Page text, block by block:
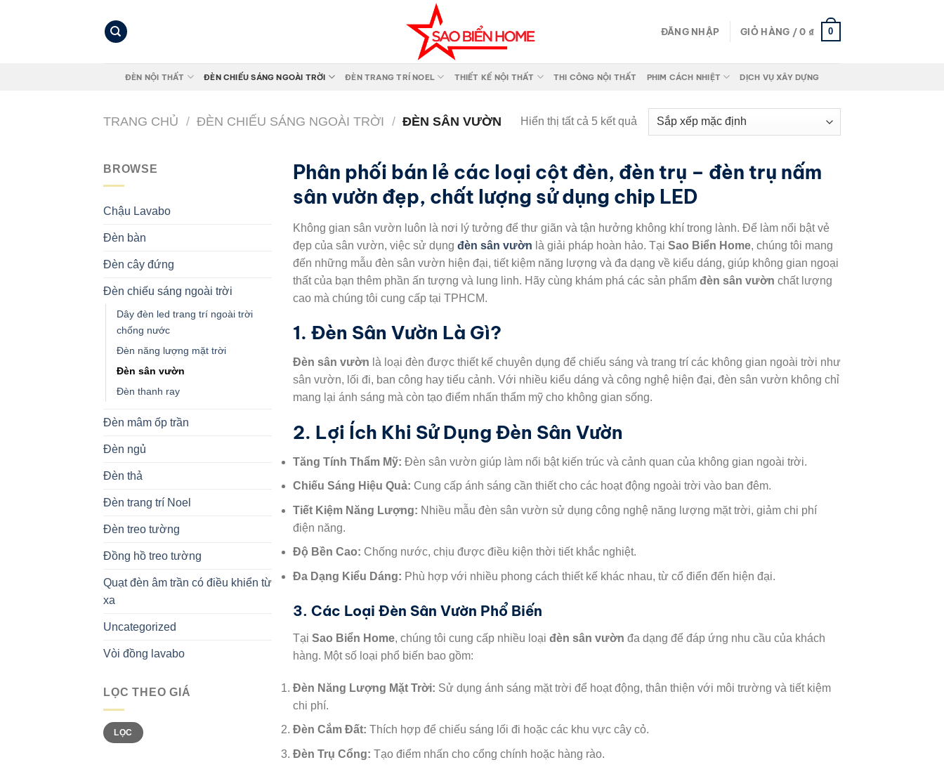
ĐĂNG NHẬP GIỎ HÀNG /0 ₫ 0
ĐÈN NỘI THẤT ĐÈN CHIẾU SÁNG NGOÀI TRỜI ĐÈN TRANG TRÍ NOEL THIẾT KẾ NỘI THẤT THI CÔNG NỘI THẤT PHIM CÁCH NHIỆT DỊCH VỤ XÂY DỰNG
TRANG CHỦ / ĐÈN CHIẾU SÁNG NGOÀI TRỜI / ĐÈN SÂN VƯỜN Hiển thị tất cả 5 kết quả
BROWSE
Chậu Lavabo
Đèn bàn
Đèn cây đứng
Đèn chiếu sáng ngoài trời
Dây đèn led trang trí ngoài trời
chống nước
Đèn năng lượng mặt trời
Đèn sân vườn
Đèn thanh ray
Đèn mâm ốp trần
Đèn ngủ
Đèn thả
Đèn trang trí Noel
Đèn treo tường
Đồng hồ treo tường
Quạt đèn âm trần có điều khiển từ
xa
Uncategorized
Vòi đồng lavabo
LỌC THEO GIÁ
Giá
tối
thiểu
Giá
tối
đa
LỌC
Phân phối bán lẻ các loại cột đèn, đèn trụ – đèn trụ nấm
sân vườn đẹp, chất lượng sử dụng chip LED
Không gian sân vườn luôn là nơi lý tưởng để thư giãn và tận hưởng không khí trong lành. Để làm nổi bật vẻ
đẹp của sân vườn, việc sử dụng đèn sân vườn là giải pháp hoàn hảo. Tại Sao Biển Home, chúng tôi mang
đến những mẫu đèn sân vườn hiện đại, tiết kiệm năng lượng và đa dạng về kiểu dáng, giúp không gian ngoại
thất của bạn thêm phần ấn tượng và lung linh. Hãy cùng khám phá các sản phẩm đèn sân vườn chất lượng
cao mà chúng tôi cung cấp tại TPHCM.
1. Đèn Sân Vườn Là Gì?
Đèn sân vườn là loại đèn được thiết kế chuyên dụng để chiếu sáng và trang trí các không gian ngoài trời như
sân vườn, lối đi, ban công hay tiểu cảnh. Với nhiều kiểu dáng và công nghệ hiện đại, đèn sân vườn không chỉ
mang lại ánh sáng mà còn tạo điểm nhấn thẩm mỹ cho không gian sống.
2. Lợi Ích Khi Sử Dụng Đèn Sân Vườn
Tăng Tính Thẩm Mỹ: Đèn sân vườn giúp làm nổi bật kiến trúc và cảnh quan của không gian ngoài trời.
Chiếu Sáng Hiệu Quả: Cung cấp ánh sáng cần thiết cho các hoạt động ngoài trời vào ban đêm.
Tiết Kiệm Năng Lượng: Nhiều mẫu đèn sân vườn sử dụng công nghệ năng lượng mặt trời, giảm chi phí
điện năng.
Độ Bền Cao: Chống nước, chịu được điều kiện thời tiết khắc nghiệt.
Đa Dạng Kiểu Dáng: Phù hợp với nhiều phong cách thiết kế khác nhau, từ cổ điển đến hiện đại.
3. Các Loại Đèn Sân Vườn Phổ Biến
Tại Sao Biển Home, chúng tôi cung cấp nhiều loại đèn sân vườn đa dạng để đáp ứng nhu cầu của khách
hàng. Một số loại phổ biến bao gồm:
Đèn Năng Lượng Mặt Trời: Sử dụng ánh sáng mặt trời để hoạt động, thân thiện với môi trường và tiết kiệm
chi phí.
Đèn Cắm Đất: Thích hợp để chiếu sáng lối đi hoặc các khu vực cây cỏ.
Đèn Trụ Cổng: Tạo điểm nhấn cho cổng chính hoặc hàng rào.